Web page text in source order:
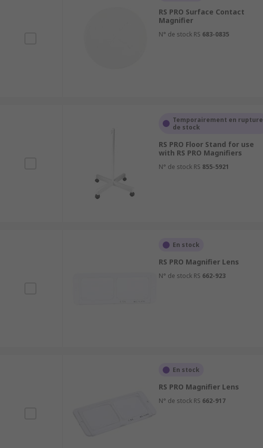
RS PRO Surface Contact
Magnifier
N° de stock RS 683-0835
Temporairement en rupture
de stock
RS PRO Floor Stand for use
with RS PRO Magnifiers
N° de stock RS 855-5921
En stock
RS PRO Magnifier Lens
N° de stock RS 662-923
En stock
RS PRO Magnifier Lens
N° de stock RS 662-917